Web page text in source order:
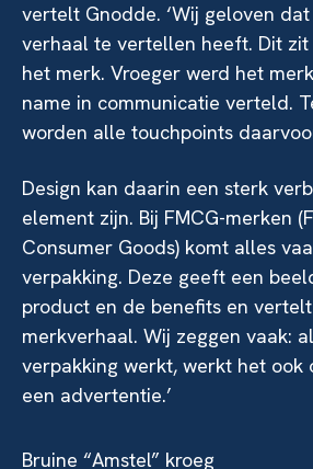
vertelt Gnodde. ‘Wij geloven
verhaal te vertellen heeft. Dit zit
het merk. Vroeger werd het
name in communicatie verteld.
worden alle touchpoints
Design kan daarin een sterk
element zijn. Bij FMCG-merken
Consumer Goods) komt alles
verpakking. Deze geeft een
product en de benefits en
merkverhaal. Wij zeggen vaak:
verpakking werkt, werkt het ook
een advertentie.’
Bruine “Amstel” kroeg